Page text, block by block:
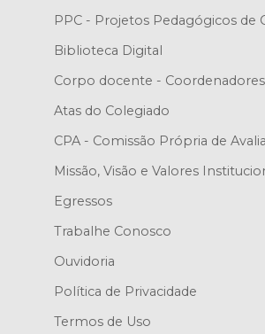
PPC - Projetos Pedagógicos de
Biblioteca Digital
Corpo docente - Coordenadores
Atas do Colegiado
CPA - Comissão Própria de
Missão, Visão e Valores
Egressos
Trabalhe Conosco
Ouvidoria
Política de Privacidade
Termos de Uso